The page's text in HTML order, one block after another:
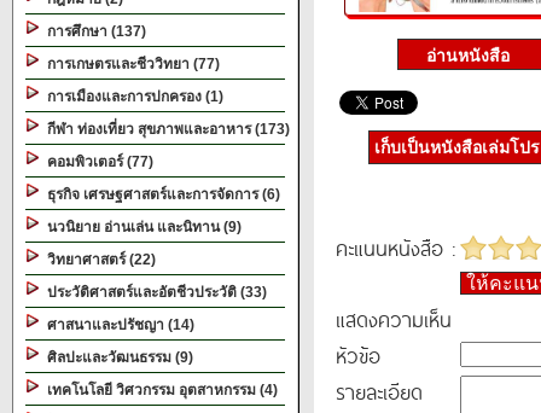
การศึกษา (137)
การเกษตรและชีววิทยา (77)
การเมืองและการปกครอง (1)
กีฬา ท่องเที่ยว สุขภาพและอาหาร (173)
คอมพิวเตอร์ (77)
ธุรกิจ เศรษฐศาสตร์และการจัดการ (6)
นวนิยาย อ่านเล่น และนิทาน (9)
วิทยาศาสตร์ (22)
ประวัติศาสตร์และอัตชีวประวัติ (33)
ศาสนาและปรัชญา (14)
ศิลปะและวัฒนธรรม (9)
เทคโนโลยี วิศวกรรม อุตสาหกรรม (4)
เก็บเป็นหนังสือเล่มโป
คะแนนหนังสือ :
ให้คะแ
แสดงความเห็น
หัวข้อ
รายละเอียด